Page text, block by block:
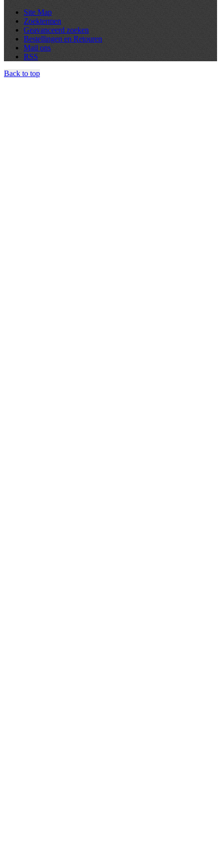
Site Map
Zoektermen
Geavanceerd zoeken
Bestellingen en Retouren
Mail ons
RSS
Back to top